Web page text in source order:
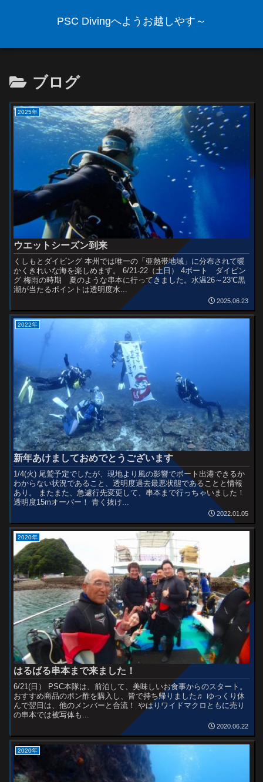
PSC Divingへようお越しやす～
ブログ
2025年
ウエットシーズン到来
くしもとダイビング 本州では唯一の「亜熱帯地域」に分布されて暖
かくきれいな海を楽しめます。 6/21-22（土日） 4ボート ダイビン
グ 梅雨の時期 夏のような串本に行ってきました。水温26～23℃黒
潮が当たるポイントは透明度水...
2025.06.23
2022年
新年あけましておめでとうございます
1/4(火) 尾鷲予定でしたが、現地より風の影響でボート出港できるか
わからない状況であること、透明度過去最悪状態であることと情報
あり。 またまた、急遽行先変更して、串本まで行っちゃいました！
透明度15mオーバー！ 青く抜け...
2022.01.05
2020年
はるばる串本まで来ました！
6/21(日） PSC本隊は、前泊して、美味しいお食事からのスタート。
おすすめ商品のポン酢を購入し、皆で持ち帰りました♬ ゆっくり休
んで翌日は、他のメンバーと合流！ やはりワイドマクロともに売り
の串本では被写体も...
2020.06.22
2020年